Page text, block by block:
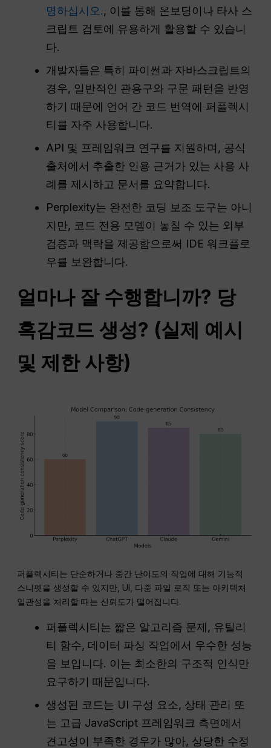
명하십시오., 이를 통해 온보딩이나 타사 스
크립트 검토에 유용하게 활용할 수 있습니
다.
개발자들은 특히 파이썬과 자바스크립트의
경우, 일반적인 관용구와 구문 패턴을 반영
하기 때문에 언어 간 코드 번역에 퍼플렉시
티를 자주 사용합니다.
API 및 프레임워크 연구를 지원하며, 공식
출처에서 추출한 인용 근거가 있는 사용 사
례를 제시하고 문서를 요약합니다.
Perplexity는 완전한 코딩 보조 도구는 아니
지만, 코드 전용 모델이 놓칠 수 있는 외부
검증과 맥락을 제공함으로써 IDE 워크플로
우를 보완합니다.
얼마나 잘 수행합니까? 당
혹감코드 생성? (실제 예시
및 제한 사항)
퍼플렉시티는 단순하거나 중간 난이도의 작업에 대해 기능적
스니펫을 생성할 수 있지만, UI, 다중 파일 로직 또는 아키텍처
일관성을 처리할 때는 신뢰도가 떨어집니다.
퍼플렉시티는 짧은 알고리즘 문제, 유틸리
티 함수, 데이터 파싱 작업에서 우수한 성능
을 보입니다. 이는 최소한의 구조적 인식만
요구하기 때문입니다.
생성된 코드는 UI 구성 요소, 상태 관리 또
는 고급 JavaScript 프레임워크 측면에서
견고성이 부족한 경우가 많아, 상당한 수정